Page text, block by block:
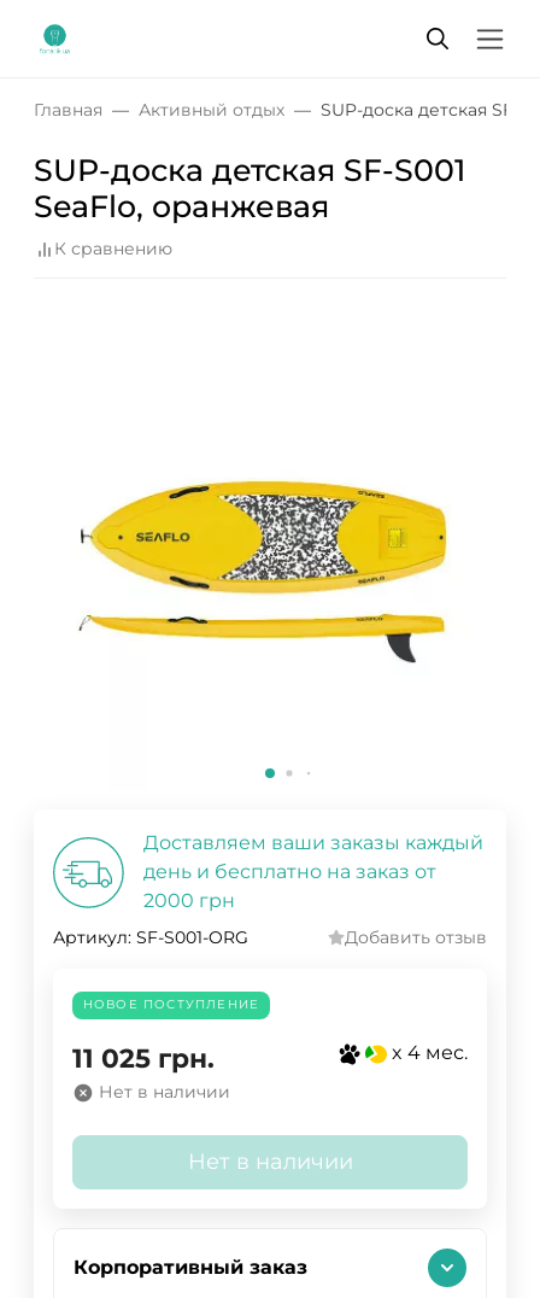
Главная Активный отдых SUP-доска детская SF-
SUP-доска детская SF-S001
SeaFlo, оранжевая
К сравнению
Доставляем ваши заказы каждый
день и бесплатно на заказ от
2000 грн
Артикул: SF-S001-ORG Добавить отзыв
НОВОЕ ПОСТУПЛЕНИЕ
11 025 грн. x 4 мес.
Нет в наличии
Нет в наличии
Корпоративный заказ